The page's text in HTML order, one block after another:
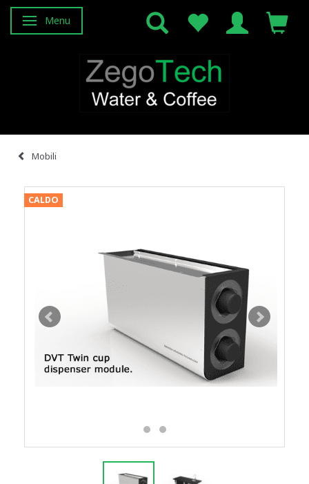
Attiva/disattiva navigazione
Menu
Mobili
CALDO